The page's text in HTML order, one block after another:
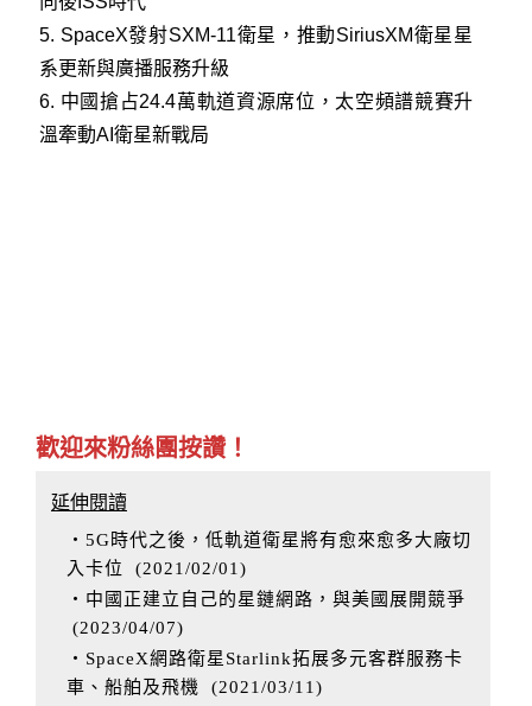
5. SpaceX發射SXM-11衛星，推動SiriusXM衛星星
系更新與廣播服務升級
6. 中國搶占24.4萬軌道資源席位，太空頻譜競賽升
溫牽動AI衛星新戰局
歡迎來粉絲團按讚！
延伸閱讀
‧5G時代之後，低軌道衛星將有愈來愈多大廠切
入卡位
(2021/02/01 )
‧中國正建立自己的星鏈網路，與美國展開競爭
(2023/04/07)
‧SpaceX網路衛星Starlink拓展多元客群服務卡
車、船舶及飛機
(2021/03/11 )